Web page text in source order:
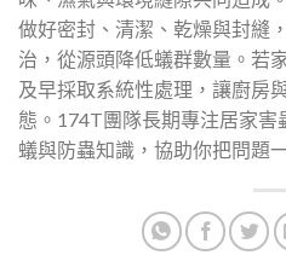
做好密封、清潔、乾燥與封縫
治，從源頭降低蟻群數量。若
及早採取系統性處理，讓廚房
態。174T團隊長期專注居家
蟻與防蟲知識，協助你把問題